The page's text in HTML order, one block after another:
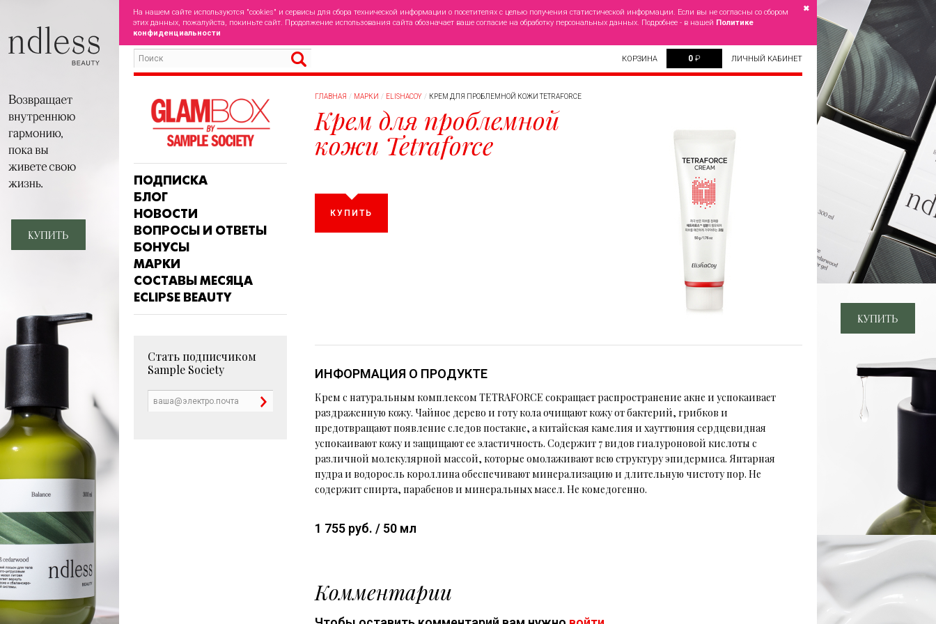
На нашем сайте используются "cookies" и сервисы для сбора технической информации о посетителях с целью получения статистической информации. Если вы не согласны со сбором
этих данных, пожалуйста, покиньте сайт. Продолжение использования сайта обозначает ваше согласие на обработку персональных данных. Подробнее - в нашей Политике
конфиденциальности
✖
КОРЗИНА 0 ₽ ЛИЧНЫЙ КАБИНЕТ
ПОДПИСКА
БЛОГ
НОВОСТИ
ВОПРОСЫ И ОТВЕТЫ
БОНУСЫ
МАРКИ
СОСТАВЫ МЕСЯЦА
ECLIPSE BEAUTY
Стать подписчиком
Sample Society
ГЛАВНАЯ МАРКИ ELISHACOY КРЕМ ДЛЯ ПРОБЛЕМНОЙ КОЖИ TETRAFORCE
Крем для проблемной
кожи Tetraforce
КУПИТЬ
ИНФОРМАЦИЯ О ПРОДУКТЕ
Крем с натуральным комплексом TETRAFORСЕ сокращает распространение акне и успокаивает
раздраженную кожу. Чайное дерево и готу кола очищают кожу от бактерий, грибков и
предотвращают появление следов постакне, а китайская камелия и хауттюния сердцевидная
успокаивают кожу и защищают ее эластичность. Содержит 7 видов гиалуроновой кислоты с
различной молекулярной массой, которые омолаживают всю структуру эпидермиса. Янтарная
пудра и водоросль короллина обеспечивают минерализацию и длительную чистоту пор. Не
содержит спирта, парабенов и минеральных масел. Не комедогенно.
1 755 руб. / 50 мл
Комментарии